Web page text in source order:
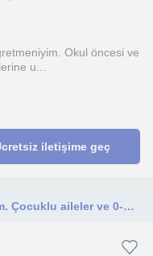
Okul öncesi ve
u...
iletişime geç
Çocuk gelişimci – aile danışmanıyım. Çocuklu aileler ve 0-18 yaş arası tüm çocuklar